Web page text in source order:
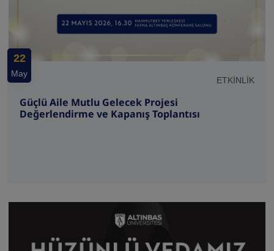
22
May
ETKİNLİK
Güçlü Aile Mutlu Gelecek Projesi
Değerlendirme ve Kapanış Toplantısı